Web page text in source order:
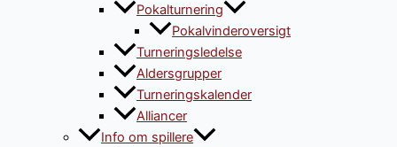
Pokalturnering
Pokalvinderoversigt
Turneringsledelse
Aldersgrupper
Turneringskalender
Alliancer
Info om spillere